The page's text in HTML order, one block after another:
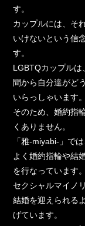
す。
カップルには、そ
いけないという信
す。
LGBTQカップル
間から自分達がど
いらっしゃいます。
そのため、婚約指
くありません。
「雅-miyabi-」で
よく婚約指輪や結
を行なっています。
セクシャルマイノ
結婚を迎えられる
げています。